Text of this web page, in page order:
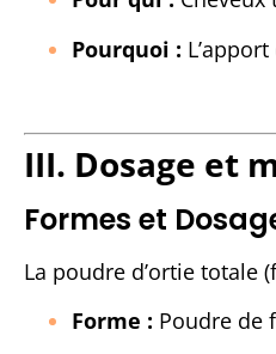
Pourquoi :
III. Dosage et
Formes et
La poudre d’ortie totale
Forme : Poudre de